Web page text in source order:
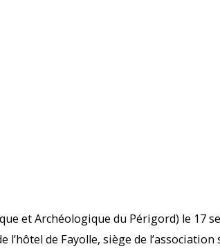
et Archéologique du Périgord) le 17
de Fayolle, siège de